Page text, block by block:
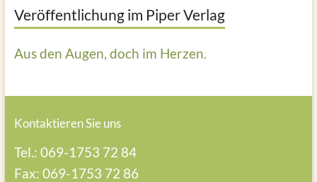
Veröffentlichung im Piper Verlag
Aus den Augen, doch im Herzen.
Kontaktieren Sie uns
Tel.: 069-1753 72 84
Fax: 069-1753 72 86